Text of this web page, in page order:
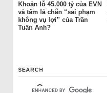
Khoản lỗ 45.000 tỷ của EVN
và tấm lá chắn “sai phạm
không vụ lợi” của Trần
Tuấn Anh?
SEARCH